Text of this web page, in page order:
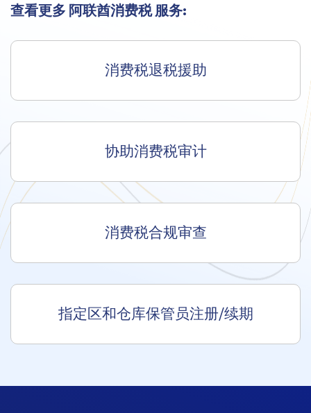
查看更多 阿联酋消费税 服务:
消费税退税援助
协助消费税审计
消费税合规审查
指定区和仓库保管员注册/续期